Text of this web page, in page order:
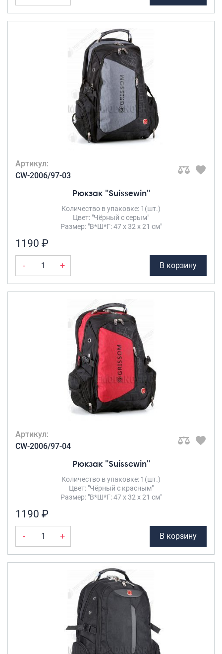
Артикул:
CW-2006/97-03
Рюкзак "Suissewin"
Количество в упаковке: 1(шт.)
Цвет: "Чёрный с серым"
Размер: "В*Ш*Г: 47 х 32 х 21 см"
1190 ₽
- + В корзину
Артикул:
CW-2006/97-04
Рюкзак "Suissewin"
Количество в упаковке: 1(шт.)
Цвет: "Чёрный с красным"
Размер: "В*Ш*Г: 47 х 32 х 21 см"
1190 ₽
- + В корзину